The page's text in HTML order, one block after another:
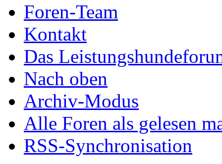
Foren-Team
Kontakt
Das
Nach oben
Archiv-Modus
Alle Foren als gelesen
RSS-Synchronisation